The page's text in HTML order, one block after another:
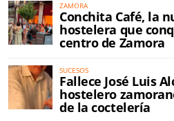
ZAMORA
Conchita Café, la
hostelera que
centro de Zamora
SUCESOS
Fallece José Luis
hostelero
de la coctelería